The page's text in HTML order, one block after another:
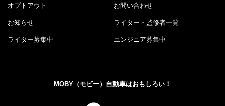
オプトアウト お問い合わせ
お知らせ ライター・監修者一覧
ライター募集中 エンジニア募集中
MOBY（モビー）自動車はおもしろい！